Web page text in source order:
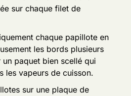
sur chaque filet de
chaque papillote en
les bords plusieurs
paquet bien scellé qui
les vapeurs de cuisson.
sur une plaque de